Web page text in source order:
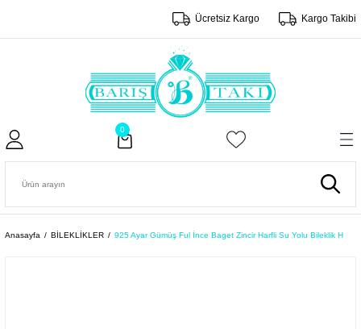
Ücretsiz Kargo Kargo Takibi
0
Anasayfa BİLEKLİKLER 925 Ayar Gümüş Ful İnce Baget Zincir Harfli Su Yolu Bileklik H